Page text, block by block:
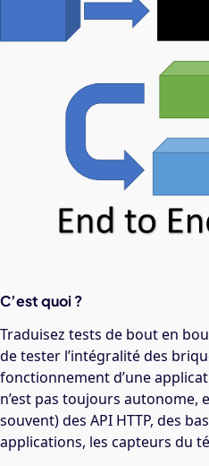
C’est quoi ?
Traduisez tests de bout en
de tester l’intégralité des
fonctionnement d’une
n’est pas toujours autonome,
souvent) des API HTTP, des
applications, les capteurs du